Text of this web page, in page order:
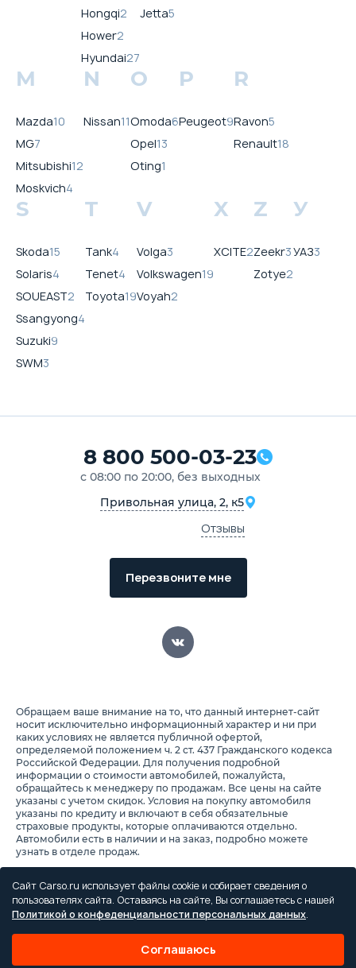
Hongqi2
Hower2
Hyundai27
Jetta5
M
Mazda10
MG7
Mitsubishi12
Moskvich4
N
Nissan11
O
Omoda6
Opel13
Oting1
P
Peugeot9
R
Ravon5
Renault18
S
Skoda15
Solaris4
SOUEAST2
Ssangyong4
Suzuki9
SWM3
T
Tank4
Tenet4
Toyota19
V
Volga3
Volkswagen19
Voyah2
X
XCITE2
Z
Zeekr3
Zotye2
У
УАЗ3
8 800 500-03-23
с 08:00 по 20:00, без выходных
Привольная улица, 2, к5
Отзывы
Перезвоните мне
Обращаем ваше внимание на то, что данный интернет-сайт
носит исключительно информационный характер и ни при
каких условиях не является публичной офертой,
определяемой положением ч. 2 ст. 437 Гражданского кодекса
Российской Федерации. Для получения подробной
информации о стоимости автомобилей, пожалуйста,
обращайтесь к менеджеру по продажам. Все цены на сайте
указаны с учетом скидок. Условия на покупку автомобиля
указаны по кредиту и включают в себя обязательные
страховые продукты, которые оплачиваются отдельно.
Автомобили есть в наличии и на заказ, подробно можете
узнать в отделе продаж.
Предоставляя свои персональные данные и используя
настоящий веб-сайт, Вы соглашаетесь с обработкой Ваших
персональных данных и принимаете условия их обработки.
Сайт Carso.ru использует файлы cookie и собирает сведения о
пользователях сайта. Оставаясь на сайте, Вы соглашаетесь с нашей
Политикой о конфеденциальности персональных данных.
Соглашаюсь